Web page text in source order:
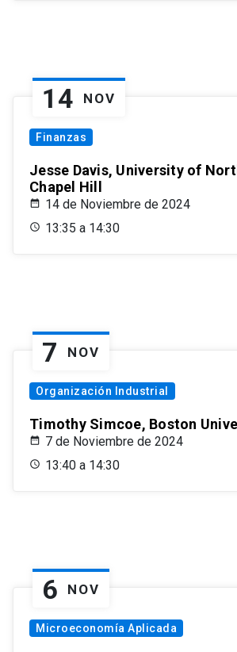
14 NOV
Finanzas
Jesse Davis, University of
Chapel Hill
14 de Noviembre de 2024
13:35 a 14:30
7 NOV
Organización Industrial
Timothy Simcoe, Boston
7 de Noviembre de 2024
13:40 a 14:30
6 NOV
Microeconomía Aplicada